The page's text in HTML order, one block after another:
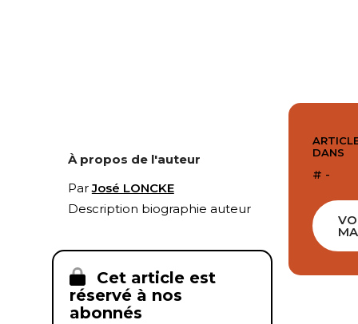
À propos de l'auteur
ParJosé LONCKE
Description biographie auteur
Cet article est
réservé à nos
abonnés
DANS
# -